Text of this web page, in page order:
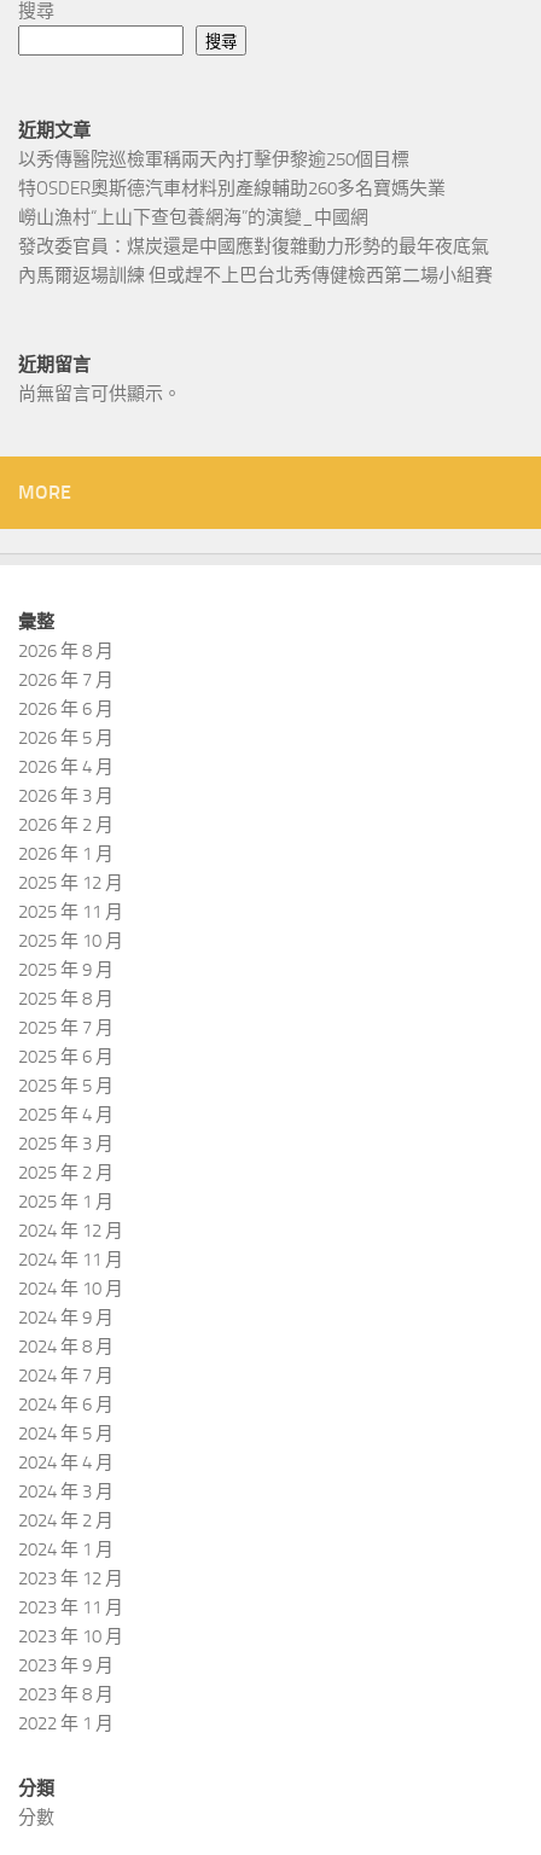
搜尋
搜尋
近期文章
以秀傳醫院巡檢軍稱兩天內打擊伊黎逾250個目標
特OSDER奧斯德汽車材料別產線輔助260多名寶媽失業
嶗山漁村“上山下查包養網海”的演變_中國網
發改委官員：煤炭還是中國應對復雜動力形勢的最年夜底氣
內馬爾返場訓練 但或趕不上巴台北秀傳健檢西第二場小組賽
近期留言
尚無留言可供顯示。
MORE
彙整
2026 年 8 月
2026 年 7 月
2026 年 6 月
2026 年 5 月
2026 年 4 月
2026 年 3 月
2026 年 2 月
2026 年 1 月
2025 年 12 月
2025 年 11 月
2025 年 10 月
2025 年 9 月
2025 年 8 月
2025 年 7 月
2025 年 6 月
2025 年 5 月
2025 年 4 月
2025 年 3 月
2025 年 2 月
2025 年 1 月
2024 年 12 月
2024 年 11 月
2024 年 10 月
2024 年 9 月
2024 年 8 月
2024 年 7 月
2024 年 6 月
2024 年 5 月
2024 年 4 月
2024 年 3 月
2024 年 2 月
2024 年 1 月
2023 年 12 月
2023 年 11 月
2023 年 10 月
2023 年 9 月
2023 年 8 月
2022 年 1 月
分類
分數